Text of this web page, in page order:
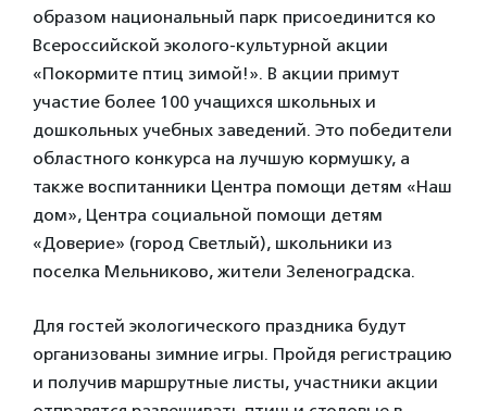
образом национальный парк присоединится ко
Всероссийской эколого-культурной акции
«Покормите птиц зимой!». В акции примут
участие более 100 учащихся школьных и
дошкольных учебных заведений. Это победители
областного конкурса на лучшую кормушку, а
также воспитанники Центра помощи детям «Наш
дом», Центра социальной помощи детям
«Доверие» (город Светлый), школьники из
поселка Мельниково, жители Зеленоградска.
Для гостей экологического праздника будут
организованы зимние игры. Пройдя регистрацию
и получив маршрутные листы, участники акции